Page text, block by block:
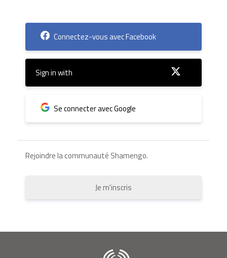
Connectez-vous avec Facebook
Sign in with
Se connecter avec Google
Rejoindre la communauté Shamengo.
Je m'inscris